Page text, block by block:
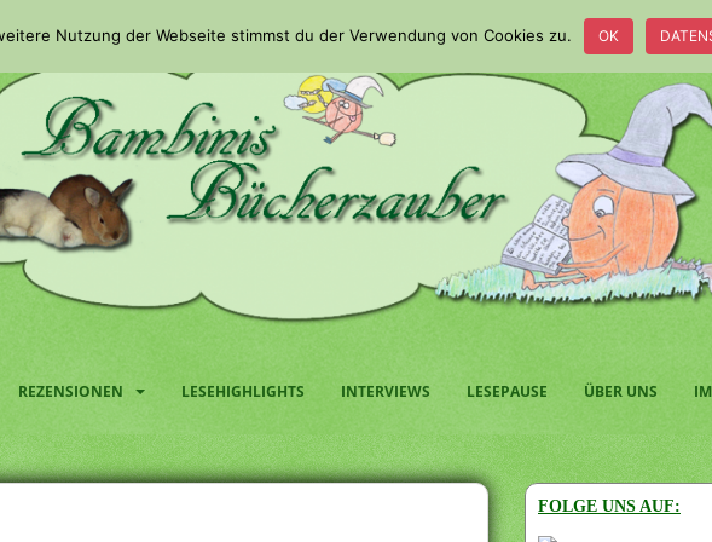
REZENSIONEN LESEHIGHLIGHTS INTERVIEWS LESEPAUSE ÜBER UNS
FOLGE UNS AUF:
Nutzung der Webseite stimmst du der Verwendung von Cookies zu. OK